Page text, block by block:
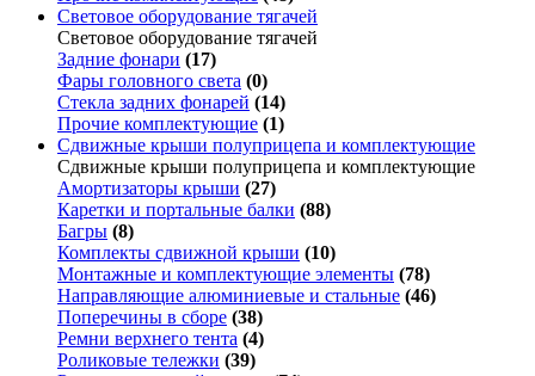
Световое оборудование тягачей
Световое оборудование тягачей
Задние фонари (17)
Фары головного света (0)
Стекла задних фонарей (14)
Прочие комплектующие (1)
Сдвижные крыши полуприцепа и комплектующие
Сдвижные крыши полуприцепа и комплектующие
Амортизаторы крыши (27)
Каретки и портальные балки (88)
Багры (8)
Комплекты сдвижной крыши (10)
Монтажные и комплектующие элементы (78)
Направляющие алюминиевые и стальные (46)
Поперечины в сборе (38)
Ремни верхнего тента (4)
Роликовые тележки (39)